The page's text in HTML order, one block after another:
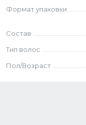
Формат упаковки
Состав
Тип волос
Пол/Возраст